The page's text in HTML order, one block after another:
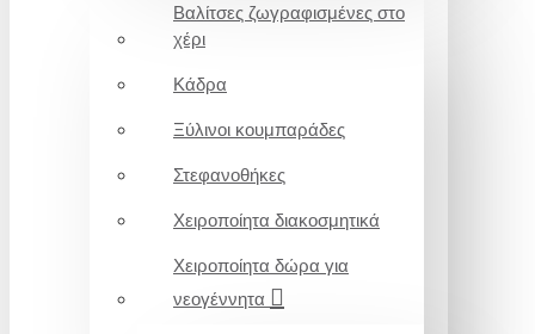
Βαλίτσες ζωγραφισμένες στο
χέρι
Κάδρα
Ξύλινοι κουμπαράδες
Στεφανοθήκες
Χειροποίητα διακοσμητικά
Χειροποίητα δώρα για
νεογέννητα